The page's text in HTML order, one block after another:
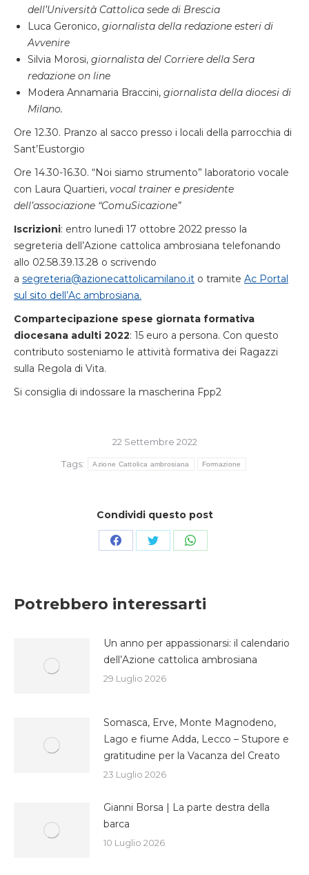
dell’Università Cattolica sede di Brescia
Luca Geronico, giornalista della redazione esteri di
Avvenire
Silvia Morosi, giornalista del Corriere della Sera
redazione on line
Modera Annamaria Braccini, giornalista della diocesi di
Milano.
Ore 12.30. Pranzo al sacco presso i locali della parrocchia di
Sant’Eustorgio
Ore 14.30-16.30. “Noi siamo strumento” laboratorio vocale
con Laura Quartieri, vocal trainer e presidente
dell’associazione “ComuSicazione”
Iscrizioni: entro lunedì 17 ottobre 2022 presso la
segreteria dell’Azione cattolica ambrosiana telefonando
allo 02.58.39.13.28 o scrivendo
a segreteria@azionecattolicamilano.it o tramite Ac Portal
sul sito dell’Ac ambrosiana.
Compartecipazione spese giornata formativa
diocesana adulti 2022: 15 euro a persona. Con questo
contributo sosteniamo le attività formativa dei Ragazzi
sulla Regola di Vita.
Si consiglia di indossare la mascherina Fpp2
22 Settembre 2022
Tags:
Azione Cattolica ambrosiana Formazione
Condividi questo post
CondividiCondividiCondividi
Potrebbero interessarti
Un anno per appassionarsi: il calendario
dell’Azione cattolica ambrosiana
29 Luglio 2026
Somasca, Erve, Monte Magnodeno,
Lago e fiume Adda, Lecco – Stupore e
gratitudine per la Vacanza del Creato
23 Luglio 2026
Gianni Borsa | La parte destra della
barca
10 Luglio 2026